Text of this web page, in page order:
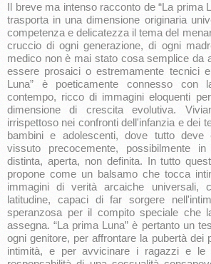
Il breve ma intenso racconto de “La prima
trasporta in una dimensione originaria
competenza e delicatezza il tema del
cruccio di ogni generazione, di ogni
medico non è mai stato cosa semplice da
essere prosaici o estremamente tecnici
Luna” è poeticamente connesso con
contempo, ricco di immagini eloquenti
dimensione di crescita evolutiva.
irrispettoso nei confronti dell'infanzia e dei
bambini e adolescenti, dove tutto deve
vissuto precocemente, possibilmente
distinta, aperta, non definita. In tutto
propone come un balsamo che tocca
immagini di verità arcaiche universali,
latitudine, capaci di far sorgere
speranzosa per il compito speciale che
assegna. “La prima Luna” è pertanto un
ogni genitore, per affrontare la pubertà dei
intimità, e per avvicinare i ragazzi e le